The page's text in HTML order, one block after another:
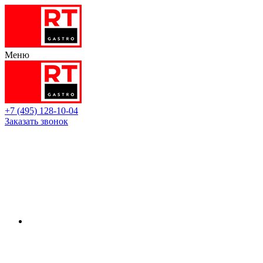
Меню
+7 (495) 128-10-04
Заказать звонок